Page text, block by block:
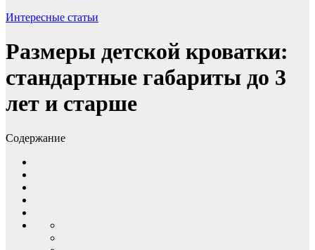
Интересные статьи
Размеры детской кроватки:
стандартные габариты до 3
лет и старше
Содержание